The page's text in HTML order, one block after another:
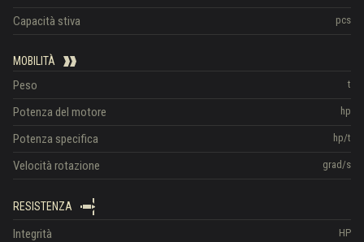
pcs
Capacità stiva
MOBILITÀ
t
Peso
hp
Potenza del motore
hp/t
Potenza specifica
grad/s
Velocità rotazione
RESISTENZA
HP
Integrità